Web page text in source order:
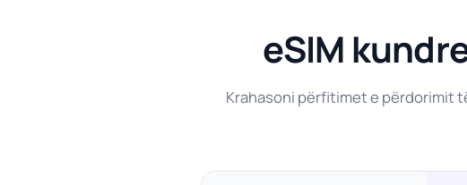
eSIM
Krahasoni përfitimet e përdorimit